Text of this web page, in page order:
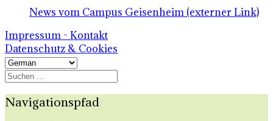
News vom Campus Geisenheim (externer Link)
Impressum - Kontakt
Datenschutz & Cookies
Navigationspfad